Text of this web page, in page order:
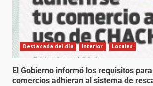
Destacada del día Interior Locales
El Gobierno informó los requisitos
comercios adhieran al sistema de